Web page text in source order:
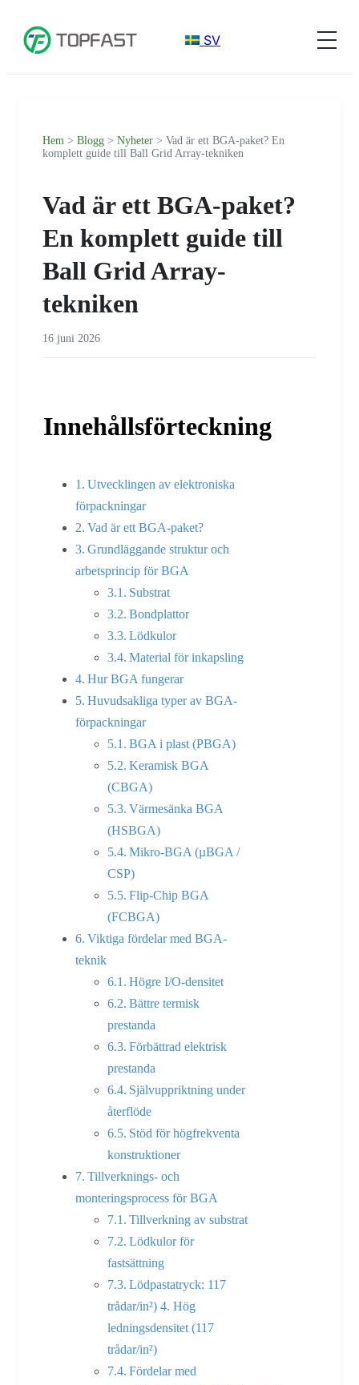
SV
Hem > Blogg > Nyheter > Vad är ett BGA-paket? En
komplett guide till Ball Grid Array-tekniken
Vad är ett BGA-paket?
En komplett guide till
Ball Grid Array-
tekniken
16 juni 2026
Innehållsförteckning
Utvecklingen av elektroniska
förpackningar
Vad är ett BGA-paket?
Grundläggande struktur och
arbetsprincip för BGA
Substrat
Bondplattor
Lödkulor
Material för inkapsling
Hur BGA fungerar
Huvudsakliga typer av BGA-
förpackningar
BGA i plast (PBGA)
Keramisk BGA
(CBGA)
Värmesänka BGA
(HSBGA)
Mikro-BGA (µBGA /
CSP)
Flip-Chip BGA
(FCBGA)
Viktiga fördelar med BGA-
teknik
Högre I/O-densitet
Bättre termisk
prestanda
Förbättrad elektrisk
prestanda
Självuppriktning under
återflöde
Stöd för högfrekventa
konstruktioner
Tillverknings- och
monteringsprocess för BGA
Tillverkning av substrat
Lödkulor för
fastsättning
Lödpastatryck: 117
trådar/in²) 4. Hög
ledningsdensitet (117
trådar/in²)
Fördelar med